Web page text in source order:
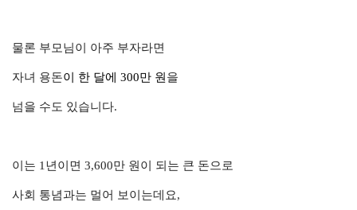
물론 부모님이 아주 부자라면
자녀 용돈이 한 달에 300만 원 을
넘을 수도 있습니다.
이는 1년이면 3,600만 원이 되는 큰 돈으로
사회 통념과는 멀어 보이는데요,